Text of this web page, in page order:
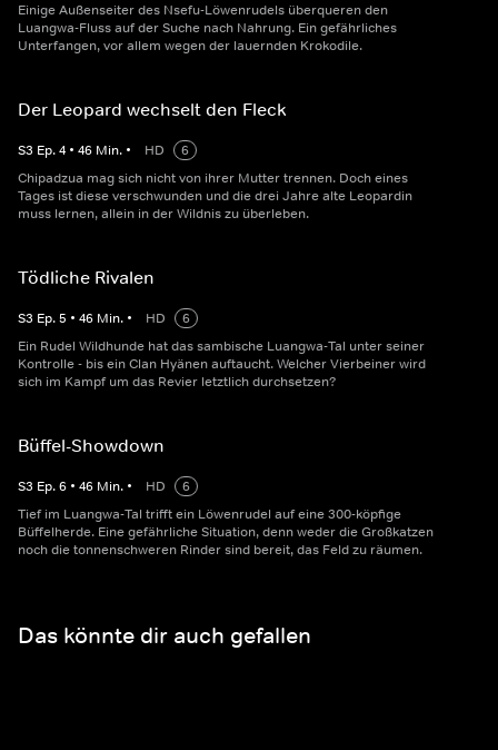
Einige Außenseiter des Nsefu-Löwenrudels überqueren den
Luangwa-Fluss auf der Suche nach Nahrung. Ein gefährliches
Unterfangen, vor allem wegen der lauernden Krokodile.
Der Leopard wechselt den Fleck
S3 Ep.4 • 46 Min. • HD
6
Chipadzua mag sich nicht von ihrer Mutter trennen. Doch eines
Tages ist diese verschwunden und die drei Jahre alte Leopardin
muss lernen, allein in der Wildnis zu überleben.
Tödliche Rivalen
S3 Ep.5 • 46 Min. • HD
6
Ein Rudel Wildhunde hat das sambische Luangwa-Tal unter seiner
Kontrolle - bis ein Clan Hyänen auftaucht. Welcher Vierbeiner wird
sich im Kampf um das Revier letztlich durchsetzen?
Büffel-Showdown
S3 Ep.6 • 46 Min. • HD
6
Tief im Luangwa-Tal trifft ein Löwenrudel auf eine 300-köpfige
Büffelherde. Eine gefährliche Situation, denn weder die Großkatzen
noch die tonnenschweren Rinder sind bereit, das Feld zu räumen.
Das könnte dir auch gefallen